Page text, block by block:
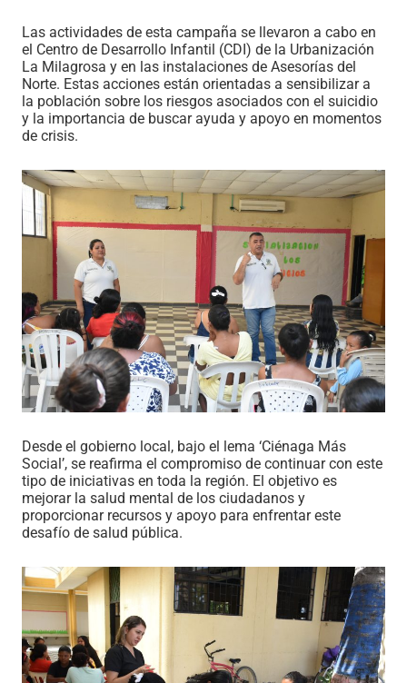
Las actividades de esta campaña se llevaron a cabo en
el Centro de Desarrollo Infantil (CDI) de la Urbanización
La Milagrosa y en las instalaciones de Asesorías del
Norte. Estas acciones están orientadas a sensibilizar a
la población sobre los riesgos asociados con el suicidio
y la importancia de buscar ayuda y apoyo en momentos
de crisis.
Desde el gobierno local, bajo el lema ‘Ciénaga Más
Social’, se reafirma el compromiso de continuar con este
tipo de iniciativas en toda la región. El objetivo es
mejorar la salud mental de los ciudadanos y
proporcionar recursos y apoyo para enfrentar este
desafío de salud pública.